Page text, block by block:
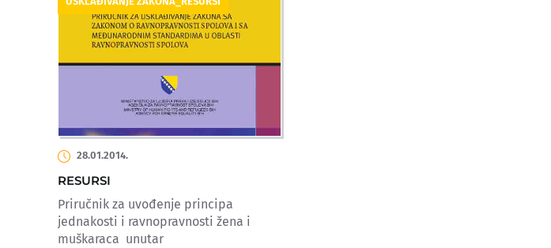
28.01.2014.
RESURSI
Priručnik za uvođenje principa
jednakosti i ravnopravnosti žena i
muškaraca unutar